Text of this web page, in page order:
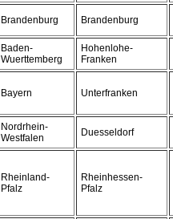
Brandenburg Brandenburg
Baden-
Wuerttemberg
Hohenlohe-
Franken
Bayern Unterfranken
Nordrhein-
Westfalen
Duesseldorf
Rheinland-
Pfalz
Rheinhessen-
Pfalz